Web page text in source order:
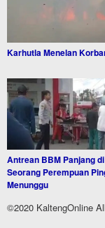
Karhutla Menelan
Antrean BBM Panjang
Seorang Perempuan
Menunggu
©2020 KaltengOnline